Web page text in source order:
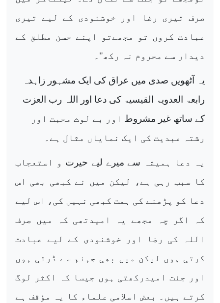
صرف تیری رضا اور خوشنودی کے لیے تیری
عبادت کروں تو مجھےتو اپنے حسن مطلق کے
دیدار سے محروم نہ رکھ"۔
یہ آٹھویں صدی میں عراق کی ایک مشہور زاہدہ
رابعۃ العدويۃ القيسيۃ کی دعا اور اللہ رب العزت
کے ساتھ غیر مشروط اور بے لوث محبت اور
رشتہ عبدیت کی ایک نمایاں مثال ہے۔
یہ دعا ہمیشہ سے میرے لیے حیرت و استعجاب
کا سبب رہی ہے، لیکن میں نے کبھی بھی اس
دعا کو پڑھنے کی ہمت کبھی نہیں کی، اس لیے
کہ اگر چہ مجھے یہ امیدتھی کہ میں صرف
اللہ کی رضا اور خوشنودی کے لیے عبادت
کرتی ہوں لیکن میں بھی جہنم سے ڈرتی ہوں
اور جنت امیدرکھتی ہوں جیسا کہ اکثر لوگ
کرتے ہیں۔ بعض اسلامی علماء کا یہ مؤقف ہے